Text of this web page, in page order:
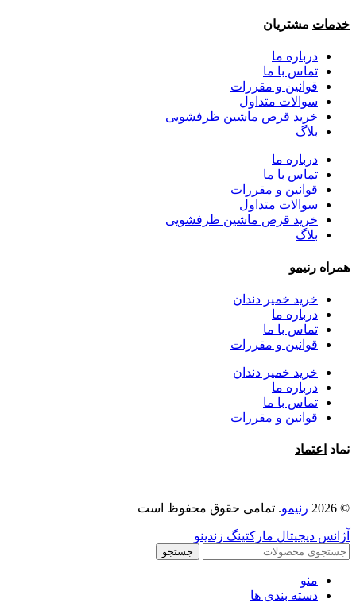
خدمات مشتریان
درباره ما
تماس با ما
قوانین و مقررات
سوالات متداول
خرید قرص ماشین ظرفشویی
بلاگ
درباره ما
تماس با ما
قوانین و مقررات
سوالات متداول
خرید قرص ماشین ظرفشویی
بلاگ
همراه رنیمو
خرید خمیر دندان
درباره ما
تماس با ما
قوانین و مقررات
خرید خمیر دندان
درباره ما
تماس با ما
قوانین و مقررات
نماد اعتماد
© 2026 رنیمو. تمامی حقوق محفوظ است
آژانس دیجیتال مارکتینگ زندینو
جستجو
منو
دسته بندی ها